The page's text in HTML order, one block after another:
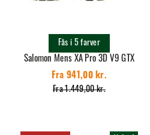
Salomon Mens XA Pro 3D V9 GTX
Fra 1.449,00 kr.
Fra 941,00 kr.
Fås i 5 farver